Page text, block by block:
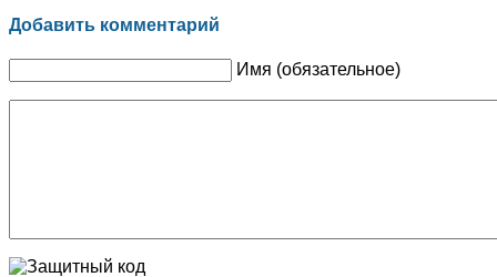
Добавить комментарий
Имя (обязательное)